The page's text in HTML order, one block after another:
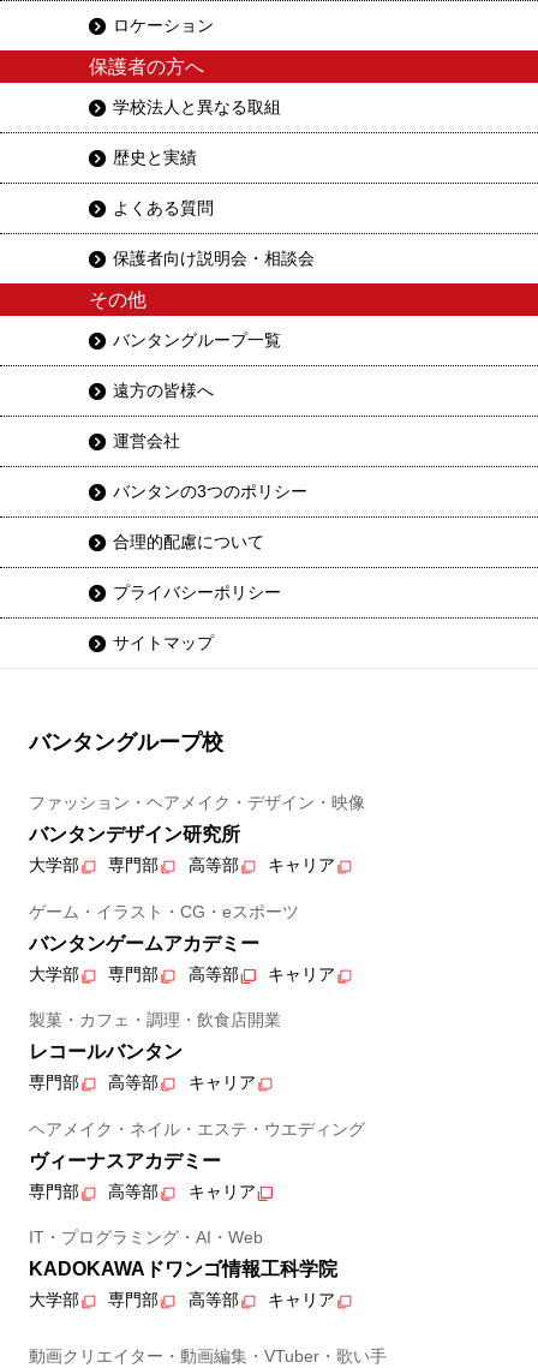
ロケーション
保護者の方へ
学校法人と異なる取組
歴史と実績
よくある質問
保護者向け説明会・相談会
その他
バンタングループ一覧
遠方の皆様へ
運営会社
バンタンの3つのポリシー
合理的配慮について
プライバシーポリシー
サイトマップ
バンタングループ校
ファッション・ヘアメイク・デザイン・映像
バンタンデザイン研究所
大学部 専門部 高等部 キャリア
ゲーム・イラスト・CG・eスポーツ
バンタンゲームアカデミー
大学部 専門部 高等部 キャリア
製菓・カフェ・調理・飲食店開業
レコールバンタン
専門部 高等部 キャリア
ヘアメイク・ネイル・エステ・ウエディング
ヴィーナスアカデミー
専門部 高等部 キャリア
IT・プログラミング・AI・Web
KADOKAWAドワンゴ情報工科学院
大学部 専門部 高等部 キャリア
動画クリエイター・動画編集・VTuber・歌い手